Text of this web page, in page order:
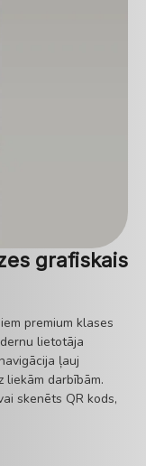
grafiskais
premium klases
lietotāja
ļauj
liekām darbībām.
skenēts QR kods,